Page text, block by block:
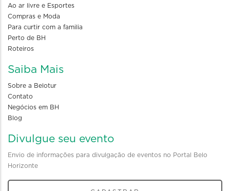
Ao ar livre e Esportes
Compras e Moda
Para curtir com a familia
Perto de BH
Roteiros
Saiba Mais
Sobre a Belotur
Contato
Negócios em BH
Blog
Divulgue seu evento
Envio de informações para divulgação de eventos no Portal Belo
Horizonte